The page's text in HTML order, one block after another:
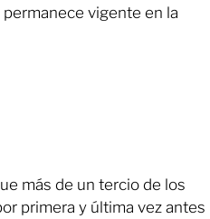
vigente en la
más de un tercio de los
primera y última vez antes